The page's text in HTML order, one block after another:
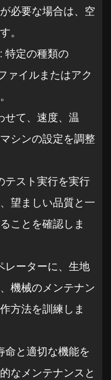
必要な場合は、空
。
特定の種類の
ァイルまたはアク
せて、速度、温
シンの設定を調整
テスト実行を実行
望ましい品質と一
ことを確認しま
レーターに、生地
機械のメンテナン
方法を訓練しま
命と適切な機能を
なメンテナンスと